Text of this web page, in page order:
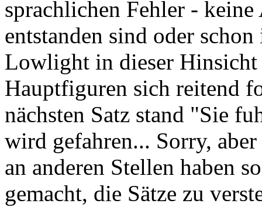
sprachlichen Fehler -
entstanden sind oder
Lowlight in dieser
Hauptfiguren sich reitend
nächsten Satz stand "Sie
wird gefahren... Sorry,
an anderen Stellen haben
gemacht, die Sätze zu